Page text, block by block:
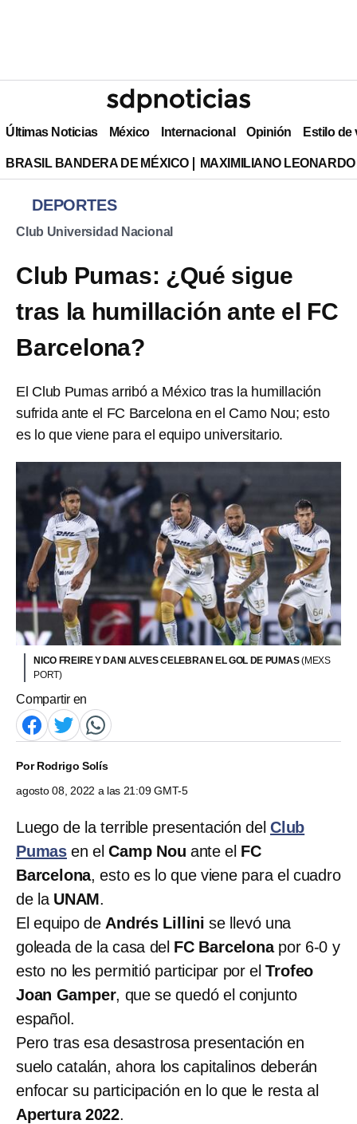
Últimas Noticias México Internacional Opinión Estilo de
BRASIL BANDERA DE MÉXICO MAXIMILIANO
DEPORTES
Club Universidad Nacional
Club Pumas: ¿Qué sigue
tras la humillación ante el FC
Barcelona?
El Club Pumas arribó a México tras la humillación
sufrida ante el FC Barcelona en el Camo Nou; esto
es lo que viene para el equipo universitario.
NICO FREIRE Y DANI ALVES CELEBRAN EL GOL DE PUMAS(MEXS
PORT)
Compartir en
PorRodrigo Solís
agosto 08, 2022 a las 21:09 GMT-5
Luego de la terrible presentación del Club
Pumas en elCamp Nou ante el FC
Barcelona, esto es lo que viene para el cuadro
de la UNAM.
El equipo de Andrés Lillini se llevó una
goleada de la casa del FC Barcelonapor 6-0 y
esto no les permitió participar por elTrofeo
Joan Gamper, que se quedó el conjunto
español.
Pero tras esa desastrosa presentación en
suelo catalán, ahora los capitalinos deberán
enfocar su participación en lo que le resta al
Apertura 2022.